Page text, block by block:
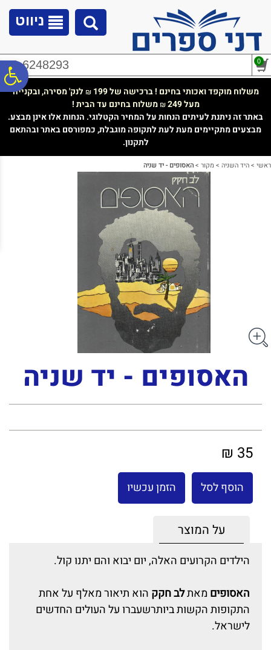
נגישות
ניווט
02-6248293 0
משלוח מוקפד ואכותי בחינם ! ברכישה של 199 ₪ לנק' מסירה, ובקנייה
מעל 249
₪משלוח בחינם עד הבית !
באתר זה ניתנת לעיתים הנחות על המחיר הקטלוגי. הנחות אלו אינן מבצע.
מבצעים מתקיימים מעת לעת לתקופה מוגבלת, כמפורסם באתר ובהתאם
לתקנון.
ראשי >היד השניה >מקור >האסופים - יד שניה
האסופים - יד שניה
35 ₪
הוסף לסל הזמן עכשיו
על המוצר
הילדים הקרועים האלה, יום יבוא והם יתנו קול.
האסופים מאתלב חקק הוא תיאור מאלף על אחת
התקופות הקשות ביותרשעברו על העולים החדשים
לישראל.